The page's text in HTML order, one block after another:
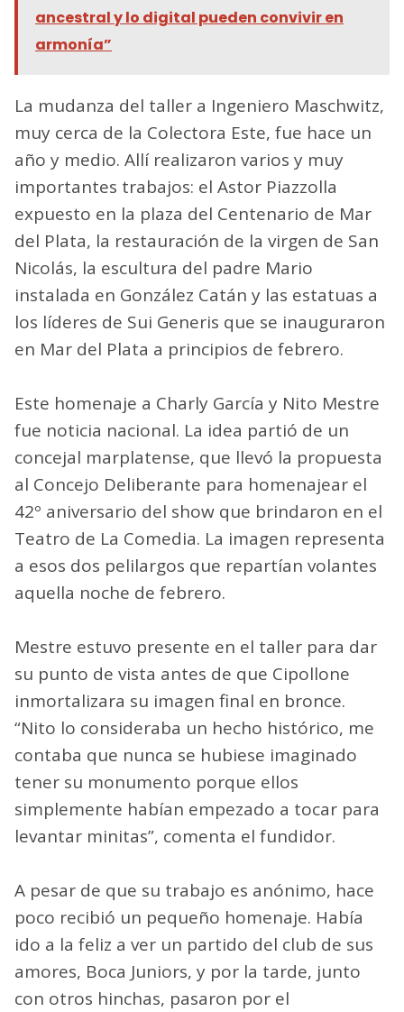
ancestral y lo digital pueden convivir en
armonía”
La mudanza del taller a Ingeniero Maschwitz,
muy cerca de la Colectora Este, fue hace un
año y medio. Allí realizaron varios y muy
importantes trabajos: el Astor Piazzolla
expuesto en la plaza del Centenario de Mar
del Plata, la restauración de la virgen de San
Nicolás, la escultura del padre Mario
instalada en González Catán y las estatuas a
los líderes de Sui Generis que se inauguraron
en Mar del Plata a principios de febrero.
Este homenaje a Charly García y Nito Mestre
fue noticia nacional. La idea partió de un
concejal marplatense, que llevó la propuesta
al Concejo Deliberante para homenajear el
42º aniversario del show que brindaron en el
Teatro de La Comedia. La imagen representa
a esos dos pelilargos que repartían volantes
aquella noche de febrero.
Mestre estuvo presente en el taller para dar
su punto de vista antes de que Cipollone
inmortalizara su imagen final en bronce.
“Nito lo consideraba un hecho histórico, me
contaba que nunca se hubiese imaginado
tener su monumento porque ellos
simplemente habían empezado a tocar para
levantar minitas”, comenta el fundidor.
A pesar de que su trabajo es anónimo, hace
poco recibió un pequeño homenaje. Había
ido a la feliz a ver un partido del club de sus
amores, Boca Juniors, y por la tarde, junto
con otros hinchas, pasaron por el